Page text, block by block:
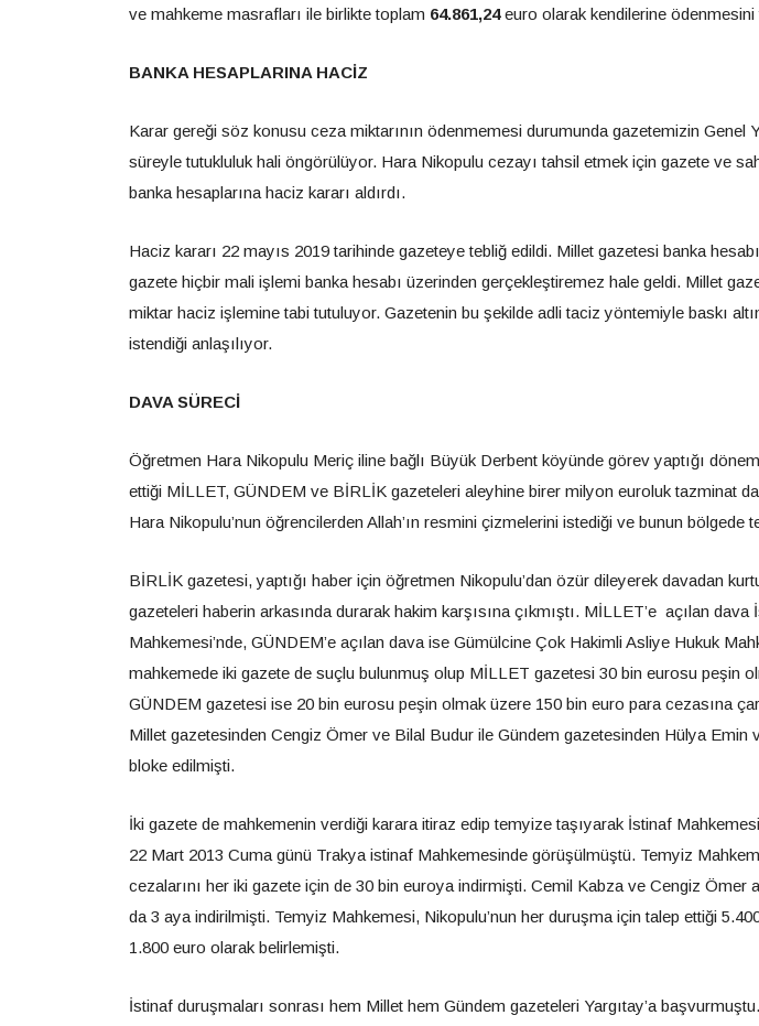
ve mahkeme masrafları ile birlikte toplam 64.861,24euro olarak kendilerine ödenmesini
BANKA HESAPLARINA HACİZ
Karar gereği söz konusu ceza miktarının ödenmemesi durumunda gazetemizin Genel
süreyle tutukluluk hali öngörülüyor. Hara Nikopulu cezayı tahsil etmek için gazete ve
banka hesaplarına haciz kararı aldırdı.
Haciz kararı 22 mayıs 2019 tarihinde gazeteye tebliğ edildi. Millet gazetesi banka
gazete hiçbir mali işlemi banka hesabı üzerinden gerçekleştiremez hale geldi. Millet
miktar haciz işlemine tabi tutuluyor. Gazetenin bu şekilde adli taciz yöntemiyle baskı
istendiği anlaşılıyor.
DAVA SÜRECİ
Öğretmen Hara Nikopulu Meriç iline bağlı Büyük Derbent köyünde görev yaptığı
ettiği MİLLET, GÜNDEM ve BİRLİK gazeteleri aleyhine birer milyon euroluk tazminat
Hara Nikopulu’nun öğrencilerden Allah’ın resmini çizmelerini istediği ve bunun bölgede
BİRLİK gazetesi, yaptığı haber için öğretmen Nikopulu’dan özür dileyerek davadan
gazeteleri haberin arkasında durarak hakim karşısına çıkmıştı. MİLLET’e açılan
Mahkemesi’nde, GÜNDEM’e açılan dava ise Gümülcine Çok Hakimli Asliye Hukuk
mahkemede iki gazete de suçlu bulunmuş olup MİLLET gazetesi 30 bin eurosu peşin
GÜNDEM gazetesi ise 20 bin eurosu peşin olmak üzere 150 bin euro para cezasına
Millet gazetesinden Cengiz Ömer ve Bilal Budur ile Gündem gazetesinden Hülya Emin
bloke edilmişti.
İki gazete de mahkemenin verdiği karara itiraz edip temyize taşıyarak İstinaf
22 Mart 2013 Cuma günü Trakya istinaf Mahkemesinde görüşülmüştü. Temyiz
cezalarını her iki gazete için de 30 bin euroya indirmişti. Cemil Kabza ve Cengiz Ömer
da 3 aya indirilmişti. Temyiz Mahkemesi, Nikopulu’nun her duruşma için talep ettiği
1.800 euro olarak belirlemişti.
İstinaf duruşmaları sonrası hem Millet hem Gündem gazeteleri Yargıtay’a